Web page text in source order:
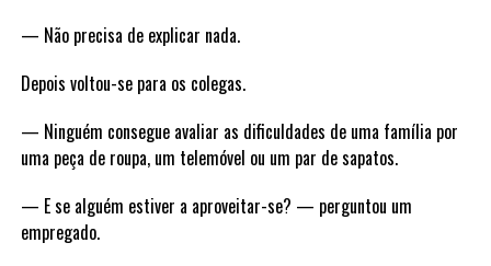
— Não precisa de explicar nada.
Depois voltou-se para os colegas.
— Ninguém consegue avaliar as dificuldades de uma família por
uma peça de roupa, um telemóvel ou um par de sapatos.
— E se alguém estiver a aproveitar-se? — perguntou um
empregado.